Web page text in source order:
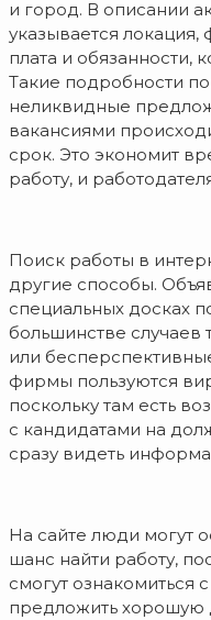
и город. В описании
указывается
плата и обязанности,
Такие подробности
неликвидные
вакансиями
срок. Это экономит
работу, и
Поиск работы в
другие способы.
специальных досках
большинстве
или
фирмы пользуются
поскольку там есть
с кандидатами на
сразу видеть
На сайте люди могут
шанс найти работу,
смогут
предложить хорошую